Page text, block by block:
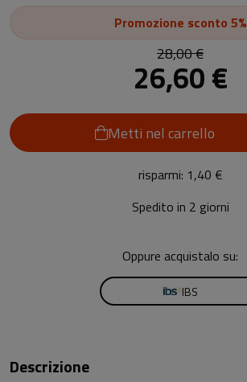
Promozione sconto 5%
28,00 €
26,60 €
Metti nel carrello
risparmi: 1,40 €
Spedito in 2 giorni
Oppure acquistalo su:
IBS
Descrizione